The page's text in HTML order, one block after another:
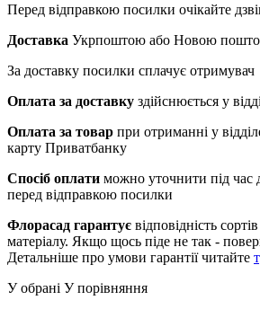
Перед відправкою посилки очікайте
Доставка Укрпоштою або Новою
За доставку посилки сплачує отримувач
Оплата за доставку здійснюється у
Оплата за товар при отриманні у
карту Приватбанку
Спосіб оплати можно уточнити під час
перед відправкою посилки
Флорасад гарантує відповідність
матеріалу. Якщо щось піде не так -
Детальніше про умови гарантії читайте
У обрані У порівняння